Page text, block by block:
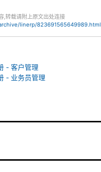
,转载请附上原文出处连接
linerp/823691565649989.html
- 客户管理
- 业务员管理